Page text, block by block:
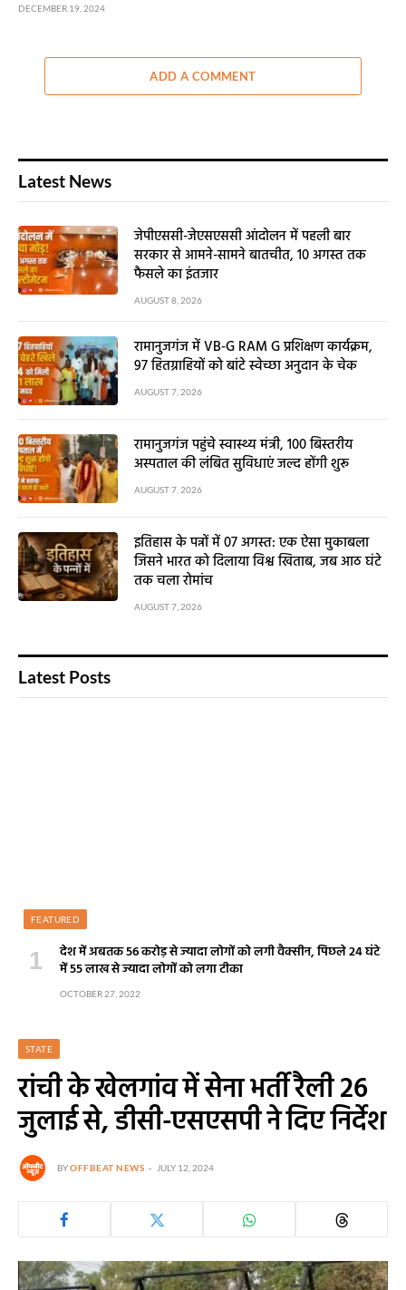
DECEMBER 19, 2024
ADD A COMMENT
Latest News
जेपीएससी-जेएसएससी आंदोलन में पहली बार
सरकार से आमने-सामने बातचीत, 10 अगस्त तक
फैसले का इंतजार
AUGUST 8, 2026
रामानुजगंज में VB-G RAM G प्रशिक्षण कार्यक्रम,
97 हितग्राहियों को बांटे स्वेच्छा अनुदान के चेक
AUGUST 7, 2026
रामानुजगंज पहुंचे स्वास्थ्य मंत्री, 100 बिस्तरीय
अस्पताल की लंबित सुविधाएं जल्द होंगी शुरू
AUGUST 7, 2026
इतिहास के पन्नों में 07 अगस्त: एक ऐसा मुकाबला
जिसने भारत को दिलाया विश्व खिताब, जब आठ घंटे
तक चला रोमांच
AUGUST 7, 2026
Latest Posts
FEATURED
देश में अबतक 56 करोड़ से ज्यादा लोगों को लगी वैक्सीन, पिछले 24 घंटे
में 55 लाख से ज्यादा लोगों को लगा टीका
OCTOBER 27, 2022
STATE
रांची के खेलगांव में सेना भर्ती रैली 26
जुलाई से, डीसी-एसएसपी ने दिए निर्देश
BYOFFBEAT NEWS JULY 12, 2024